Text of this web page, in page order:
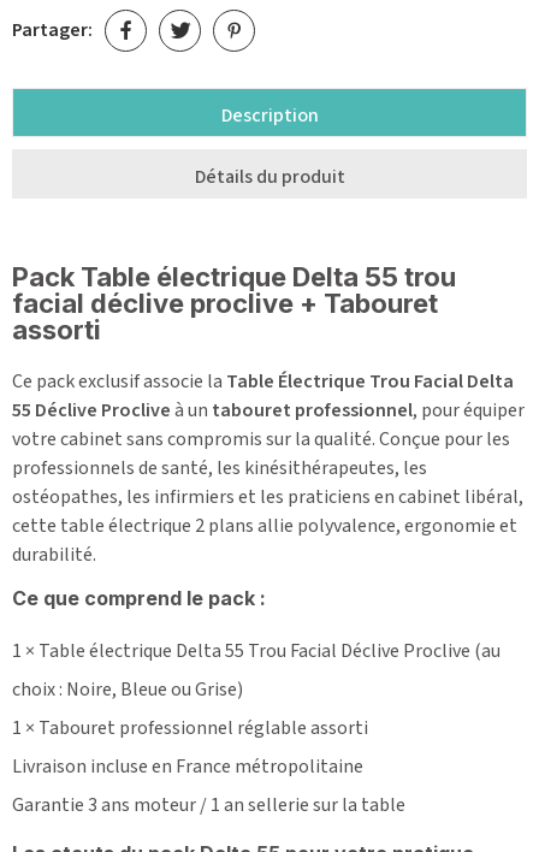
Partager:
Description
Détails du produit
Pack Table électrique Delta 55 trou
facial déclive proclive + Tabouret
assorti
Ce pack exclusif associe la Table Électrique Trou Facial Delta
55 Déclive Procliveà un tabouret professionnel, pour équiper
votre cabinet sans compromis sur la qualité. Conçue pour les
professionnels de santé, les kinésithérapeutes, les
ostéopathes, les infirmiers et les praticiens en cabinet libéral,
cette table électrique 2 plans allie polyvalence, ergonomie et
durabilité.
Ce que comprend le pack :
1 × Table électrique Delta 55 Trou Facial Déclive Proclive (au
choix : Noire, Bleue ou Grise)
1 × Tabouret professionnel réglable assorti
Livraison incluse en France métropolitaine
Garantie 3 ans moteur / 1 an sellerie sur la table